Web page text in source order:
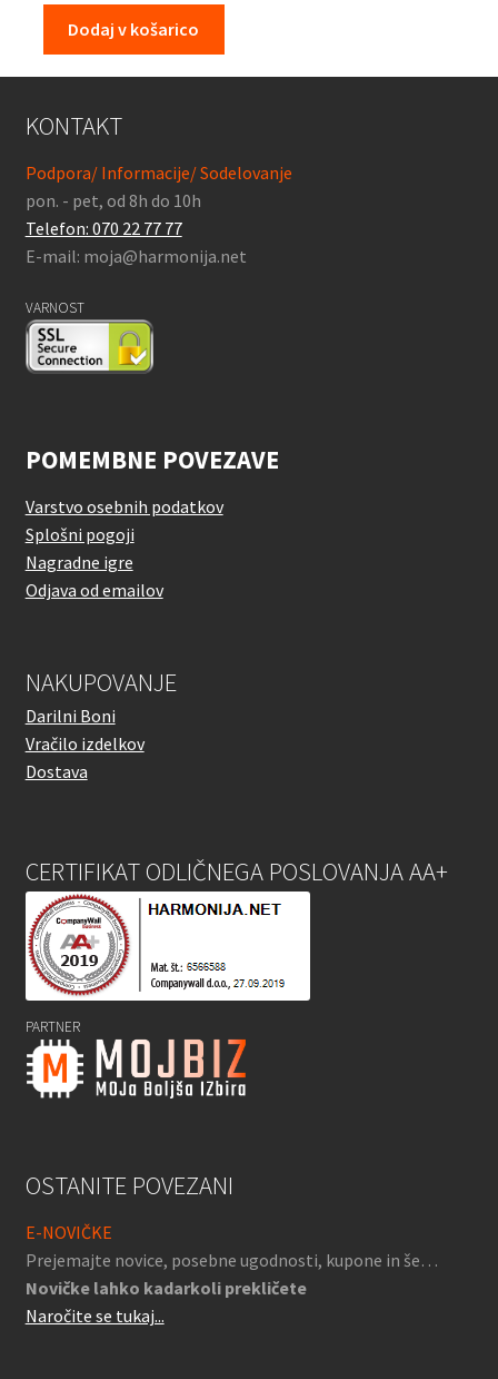
Dodaj v košarico
KONTAKT
Podpora/ Informacije/ Sodelovanje
pon. - pet, od 8h do 10h
Telefon: 070 22 77 77
E-mail: moja@harmonija.net
VARNOST
POMEMBNE POVEZAVE
Varstvo osebnih podatkov
Splošni pogoji
Nagradne igre
Odjava od emailov
NAKUPOVANJE
Darilni Boni
Vračilo izdelkov
Dostava
CERTIFIKAT ODLIČNEGA POSLOVANJA AA+
PARTNER
OSTANITE POVEZANI
E-NOVIČKE
Prejemajte novice, posebne ugodnosti, kupone in še…
Novičke lahko kadarkoli prekličete
Naročite se tukaj...